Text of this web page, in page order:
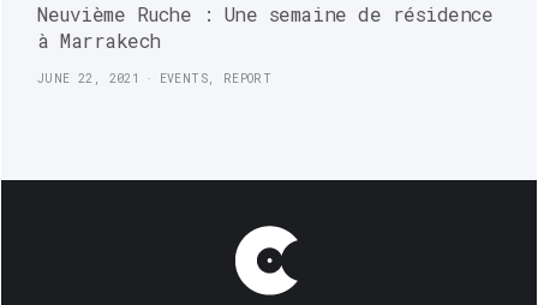
Neuvième Ruche : Une semaine de résidence
à Marrakech
EVENTS, REPORT
JUNE 22, 2021